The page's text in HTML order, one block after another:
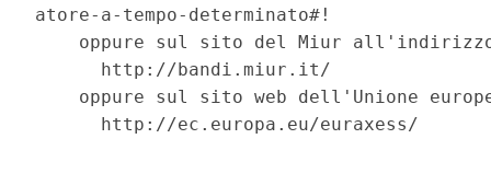
atore-a-tempo-determinato#!
oppure sul sito del Miur
      http://bandi.miur.it/
oppure sul sito web dell'Unione
      http://ec.europa.eu/euraxess/